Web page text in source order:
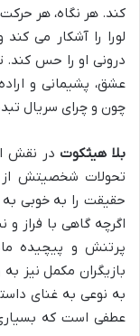
کند. هر نگاه، هر
لورا را آشکار می
درونی او را حس کند.
عشق، پشیمانی و
چون و چرای سریال
بلا هیثکوت در نقش
تحولات شخصیتش
حقیقت را به خوبی
اگرچه گاهی با فراز
پرتنش و پیچیده
بازیگران مکمل نیز
به نوعی به غنای
عطفی است که